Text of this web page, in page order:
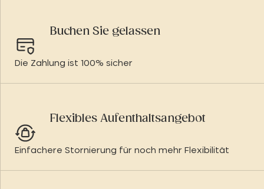
Buchen Sie gelassen
Die Zahlung ist 100% sicher
Flexibles Aufenthaltsangebot
Einfachere Stornierung für noch mehr Flexibilität